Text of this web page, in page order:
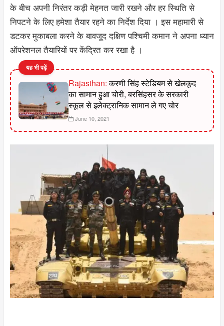
के बीच अपनी निरंतर कड़ी मेहनत जारी रखने और हर स्थिति से
निपटने के लिए हमेशा तैयार रहने का निर्देश दिया । इस महामारी से
डटकर मुकाबला करने के बावजूद दक्षिण पश्चिमी कमान ने अपना ध्यान
ऑपरेशनल तैयारियों पर केंद्रित कर रखा है ।
यह भी पढ़ें
Rajasthan:करणी सिंह स्टेडियम से खेलकूद
का सामान हुआ चोरी, बरसिंहसर के सरकारी
स्कूल से इलेक्ट्रानिक सामान ले गए चोर
June 10, 2021